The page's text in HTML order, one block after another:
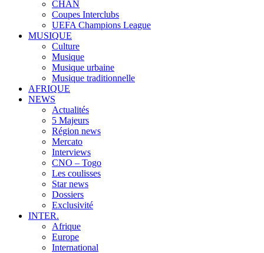
CHAN
Coupes Interclubs
UEFA Champions League
MUSIQUE
Culture
Musique
Musique urbaine
Musique traditionnelle
AFRIQUE
NEWS
Actualités
5 Majeurs
Région news
Mercato
Interviews
CNO – Togo
Les coulisses
Star news
Dossiers
Exclusivité
INTER.
Afrique
Europe
International